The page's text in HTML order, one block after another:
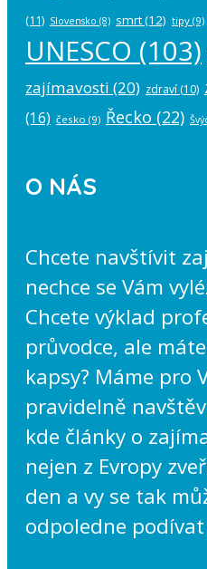
(11) Slovensko (8) smrt(12) tipy (9)
UNESCO (103)
zajímavosti (20) zdraví (10)
(16) česko (9) Řecko (22)
O NÁS
Chcete navštívit
nechce se Vám
Chcete výklad
průvodce, ale
kapsy? Máme pro
pravidelně
kde články o
nejen z Evropy
den a vy se tak
odpoledne